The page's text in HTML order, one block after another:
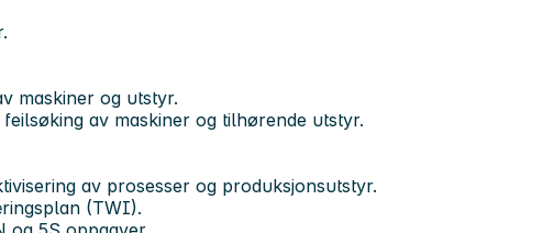
maskiner og utstyr.
av maskiner og tilhørende utstyr.
av prosesser og produksjonsutstyr.
(TWI).